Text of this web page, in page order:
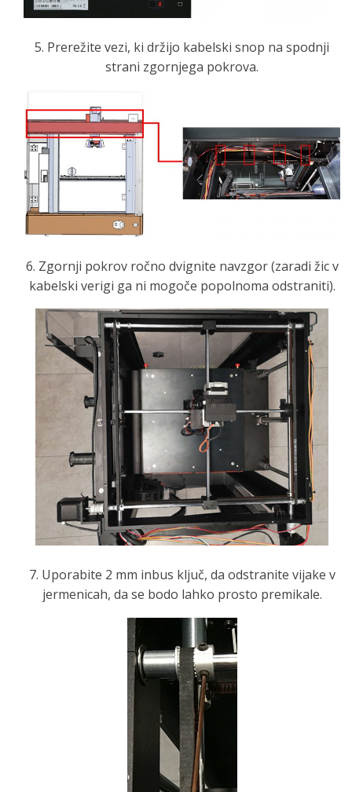
5. Prerežite vezi, ki držijo kabelski snop na spodnji
strani zgornjega pokrova.
6. Zgornji pokrov ročno dvignite navzgor (zaradi žic v
kabelski verigi ga ni mogoče popolnoma odstraniti).
7. Uporabite 2 mm inbus ključ, da odstranite vijake v
jermenicah, da se bodo lahko prosto premikale.